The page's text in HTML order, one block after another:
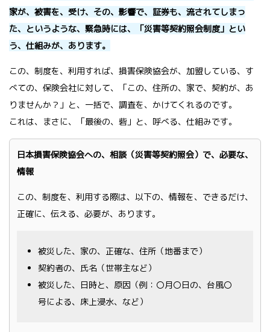
家が、被害を、受け、その、影響で、証券も、流されてしまっ
た、というような、緊急時には、「災害等契約照会制度」とい
う、仕組みが、あります。
この、制度を、利用すれば、損害保険協会が、加盟している、す
べての、保険会社に対して、「この、住所の、家で、契約が、あ
りませんか？」と、一括で、調査を、かけてくれるのです。
これは、まさに、「最後の、砦」と、呼べる、仕組みです。
日本損害保険協会への、相談（災害等契約照会）で、必要な、
情報
この、制度を、利用する際は、以下の、情報を、できるだけ、
正確に、伝える、必要が、あります。
被災した、家の、正確な、住所（地番まで）
契約者の、氏名（世帯主など）
被災した、日時と、原因（例：〇月〇日の、台風〇
号による、床上浸水、など）